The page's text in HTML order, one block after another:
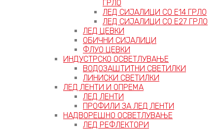
ГРЛО
ЛЕД СИЈАЛИЦИ СО Е14 ГРЛО
ЛЕД СИЈАЛИЦИ СО Е27 ГРЛО
ЛЕД ЦЕВКИ
ОБИЧНИ СИЈАЛИЦИ
ФЛУО ЦЕВКИ
ИНДУСТРСКО ОСВЕТЛУВАЊЕ
ВОДОЗАШТИТНИ СВЕТИЛКИ
ЛИНИСКИ СВЕТИЛКИ
ЛЕД ЛЕНТИ И ОПРЕМА
ЛЕД ЛЕНТИ
ПРОФИЛИ ЗА ЛЕД ЛЕНТИ
НАДВОРЕШНО ОСВЕТЛУВАЊЕ
ЛЕД РЕФЛЕКТОРИ